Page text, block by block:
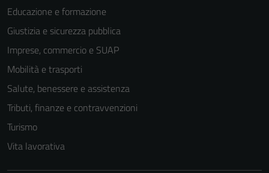
Educazione e formazione
Giustizia e sicurezza pubblica
Imprese, commercio e SUAP
Mobilità e trasporti
Salute, benessere e assistenza
Tributi, finanze e contravvenzioni
Turismo
Vita lavorativa